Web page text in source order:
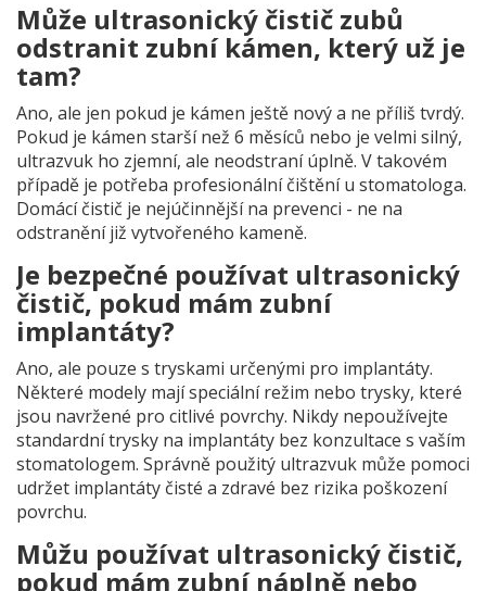
Může ultrasonický čistič zubů
odstranit zubní kámen, který už je
tam?
Ano, ale jen pokud je kámen ještě nový a ne příliš tvrdý.
Pokud je kámen starší než 6 měsíců nebo je velmi silný,
ultrazvuk ho zjemní, ale neodstraní úplně. V takovém
případě je potřeba profesionální čištění u stomatologa.
Domácí čistič je nejúčinnější na prevenci - ne na
odstranění již vytvořeného kameně.
Je bezpečné používat ultrasonický
čistič, pokud mám zubní
implantáty?
Ano, ale pouze s tryskami určenými pro implantáty.
Některé modely mají speciální režim nebo trysky, které
jsou navržené pro citlivé povrchy. Nikdy nepoužívejte
standardní trysky na implantáty bez konzultace s vaším
stomatologem. Správně použitý ultrazvuk může pomoci
udržet implantáty čisté a zdravé bez rizika poškození
povrchu.
Můžu používat ultrasonický čistič,
pokud mám zubní náplně nebo